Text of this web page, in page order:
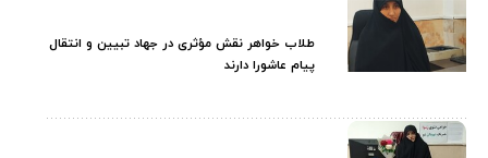
طلاب خواهر نقش مؤثری در جهاد تبیین و انتقال
پیام عاشورا دارند